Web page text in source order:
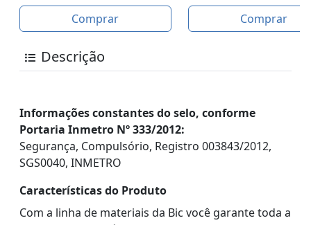
Comprar Comprar
Descrição
Informações constantes do selo, conforme
Portaria Inmetro Nº 333/2012:
Segurança, Compulsório, Registro 003843/2012,
SGS0040, INMETRO
Características do Produto
Com a linha de materiais da Bic você garante toda a